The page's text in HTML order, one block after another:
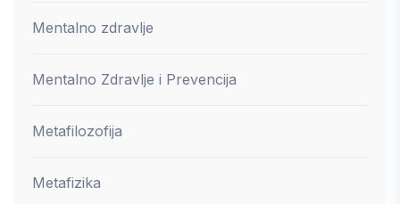
Mentalno zdravlje
Mentalno Zdravlje i Prevencija
Metafilozofija
Metafizika